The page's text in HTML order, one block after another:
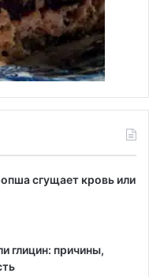
сгущает кровь или
глицин: причины,